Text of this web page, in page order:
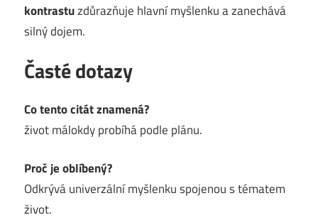
kontrastuzdůrazňuje hlavní myšlenku a zanechává
silný dojem.
Časté dotazy
Co tento citát znamená?
život málokdy probíhá podle plánu.
Proč je oblíbený?
Odkrývá univerzální myšlenku spojenou s tématem
život.